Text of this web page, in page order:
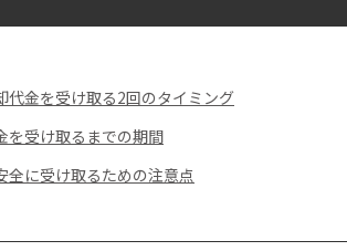
金を受け取る2回のタイミング
受け取るまでの期間
に受け取るための注意点